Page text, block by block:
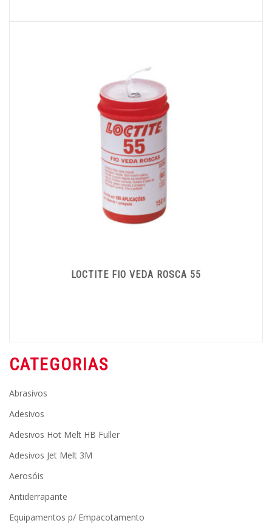
LOCTITE FIO VEDA ROSCA 55
CATEGORIAS
Abrasivos
Adesivos
Adesivos Hot Melt HB Fuller
Adesivos Jet Melt 3M
Aerosóis
Antiderrapante
Equipamentos p/ Empacotamento